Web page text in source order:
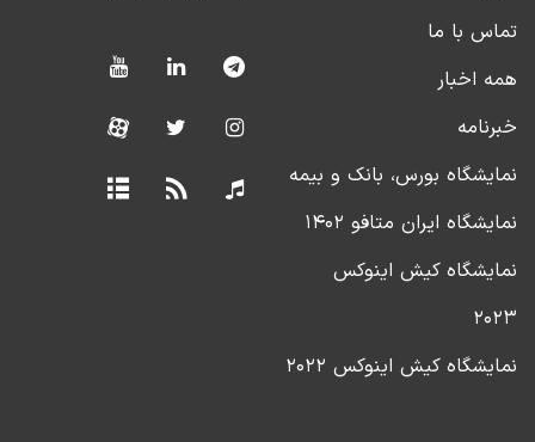
تماس با ما
همه اخبار
خبرنامه
نمایشگاه بورس، بانک و بیمه
نمایشگاه ایران متافو ۱۴۰۲
نمایشگاه کیش اینوکس
۲۰۲۳
نمایشگاه کیش اینوکس ۲۰۲۲